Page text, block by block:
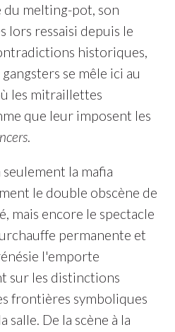
melting-pot, son
lors ressaisi depuis le
historiques,
se mêle ici au
les mitraillettes
que leur imposent les
.
seulement la mafia
le double obscène de
mais encore le spectacle
permanente et
l'emporte
sur les distinctions
frontières symboliques
salle. De la scène à la